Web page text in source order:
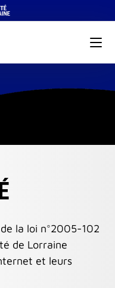
la loi n°2005-102
de Lorraine
et leurs